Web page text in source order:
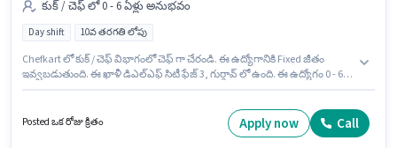
కుక్ / చెఫ్ లో 0 - 6 ఏళ్లు అనుభవం
Day shift 10వ తరగతి లోపు
Chefkart లో కుక్ / చెఫ్ విభాగంలో చెఫ్ గా చేరండి. ఈ ఉద్యోగానికి Fixed జీతం
ఇవ్వబడుతుంది. ఈ ఖాళీ డిఎల్ఎఫ్ సిటీ ఫేజ్ 3, గుర్గావ్ లో ఉంది. ఈ ఉద్యోగం 0 - 6
ఉద్యోగం Full Time ప్రాతిపదికపై, DAY shift మరియు వారానికి 6 days working
Posted ఒక రోజు క్రితం Apply now Call